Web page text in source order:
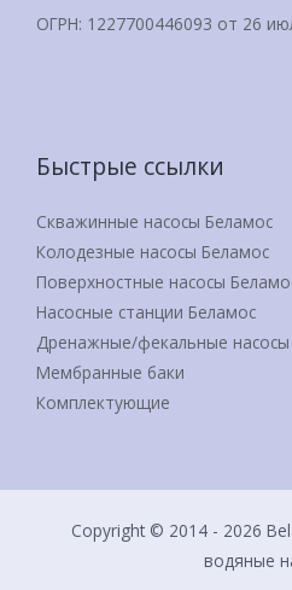
ОГРН: 1227700446093 от 26
Быстрые ссылки
Скважинные насосы Беламос
Колодезные насосы Беламос
Поверхностные насосы
Насосные станции Беламос
Дренажные/фекальные насосы
Мембранные баки
Комплектующие
Copyright © 2014 - 2026
водяные